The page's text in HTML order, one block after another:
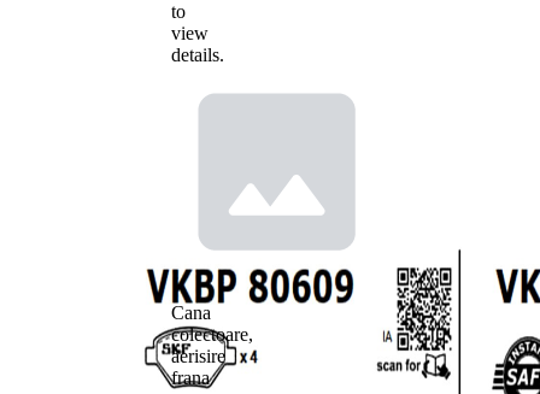
to
view
details.
Cana
colectoare,
aerisire
frana